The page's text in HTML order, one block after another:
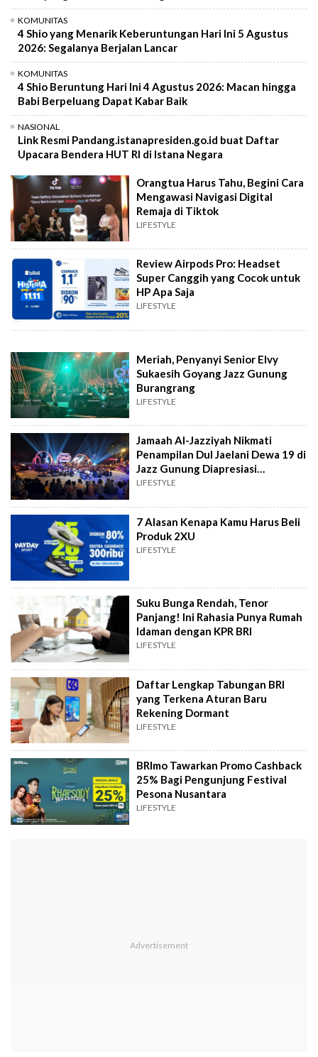
KOMUNITAS
4 Shio yang Menarik Keberuntungan Hari Ini 5 Agustus
2026: Segalanya Berjalan Lancar
KOMUNITAS
4 Shio Beruntung Hari Ini 4 Agustus 2026: Macan hingga
Babi Berpeluang Dapat Kabar Baik
NASIONAL
Link Resmi Pandang.istanapresiden.go.id buat Daftar
Upacara Bendera HUT RI di Istana Negara
Orangtua Harus Tahu, Begini Cara
Mengawasi Navigasi Digital
Remaja di Tiktok
LIFESTYLE
Review Airpods Pro: Headset
Super Canggih yang Cocok untuk
HP Apa Saja
LIFESTYLE
Meriah, Penyanyi Senior Elvy
Sukaesih Goyang Jazz Gunung
Burangrang
LIFESTYLE
Jamaah Al-Jazziyah Nikmati
Penampilan Dul Jaelani Dewa 19 di
Jazz Gunung Diapresiasi
Penonton
LIFESTYLE
7 Alasan Kenapa Kamu Harus Beli
Produk 2XU
LIFESTYLE
Suku Bunga Rendah, Tenor
Panjang! Ini Rahasia Punya Rumah
Idaman dengan KPR BRI
LIFESTYLE
Daftar Lengkap Tabungan BRI
yang Terkena Aturan Baru
Rekening Dormant
LIFESTYLE
BRImo Tawarkan Promo Cashback
25% Bagi Pengunjung Festival
Pesona Nusantara
LIFESTYLE